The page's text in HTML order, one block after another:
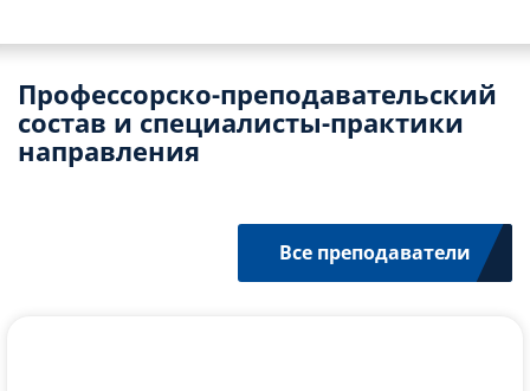
Профессорско-преподавательский
состав и специалисты-практики
направления
Все преподаватели